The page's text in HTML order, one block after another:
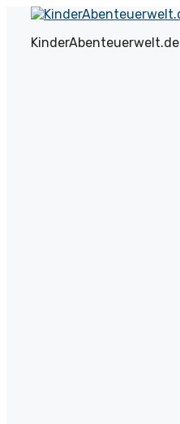
Zum
springen
KinderAbenteuerwelt.de